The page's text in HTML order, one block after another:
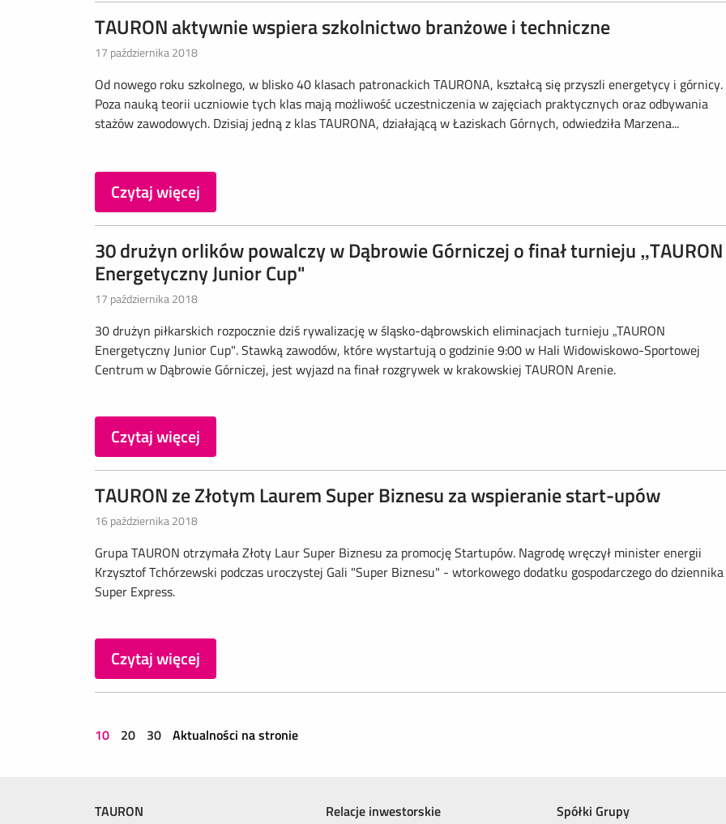
TAURON aktywnie wspiera szkolnictwo branżowe i techniczne
17 października 2018
Od nowego roku szkolnego, w blisko 40 klasach patronackich TAURONA, kształcą się przyszli energetycy i górnicy.
Poza nauką teorii uczniowie tych klas mają możliwość uczestniczenia w zajęciach praktycznych oraz odbywania
stażów zawodowych. Dzisiaj jedną z klas TAURONA, działającą w Łaziskach Górnych, odwiedziła Marzena...
Czytaj więcej
30 drużyn orlików powalczy w Dąbrowie Górniczej o finał turnieju „TAURON
Energetyczny Junior Cup"
17 października 2018
30 drużyn piłkarskich rozpocznie dziś rywalizację w śląsko-dąbrowskich eliminacjach turnieju „TAURON
Energetyczny Junior Cup". Stawką zawodów, które wystartują o godzinie 9:00 w Hali Widowiskowo-Sportowej
Centrum w Dąbrowie Górniczej, jest wyjazd na finał rozgrywek w krakowskiej TAURON Arenie.
Czytaj więcej
TAURON ze Złotym Laurem Super Biznesu za wspieranie start-upów
16 października 2018
Grupa TAURON otrzymała Złoty Laur Super Biznesu za promocję Startupów. Nagrodę wręczył minister energii
Krzysztof Tchórzewski podczas uroczystej Gali "Super Biznesu" - wtorkowego dodatku gospodarczego do dziennika
Super Express.
Czytaj więcej
10 20 30 Aktualności na stronie
TAURON
Relacje inwestorskie
Spółki Grupy